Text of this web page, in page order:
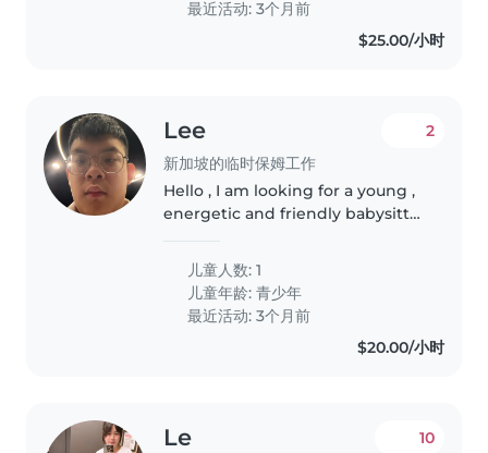
最近活动: 3个月前
$25.00/小时
Lee
新加坡的临时保姆工作
2
Hello , I am looking for a young ,
energetic and friendly babysitter
younger brother who has autism
and bladder issues , due to his
bladder problems , He..
儿童人数: 1
儿童年龄:青少年
最近活动: 3个月前
$20.00/小时
Le 10